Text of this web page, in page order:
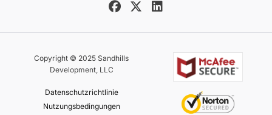
Copyright © 2025 Sandhills
Development, LLC
Datenschutzrichtlinie
Nutzungsbedingungen